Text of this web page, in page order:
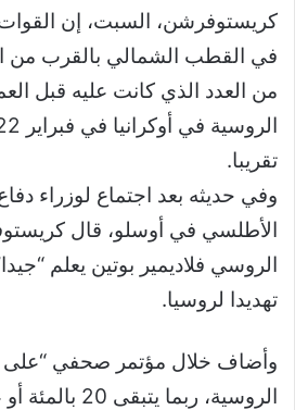
كريستوفرشن، السبت، إن
في القطب الشمالي بالقرب من
من العدد الذي كانت عليه قبل
تقريبا.
وفي حديثه بعد اجتماع لوزراء
الأطلسي في أوسلو، قال
الروسي فلاديمير بوتين يعلم
تهديدا لروسيا.
وأضاف خلال مؤتمر صحفي “على
الروسية، ربما